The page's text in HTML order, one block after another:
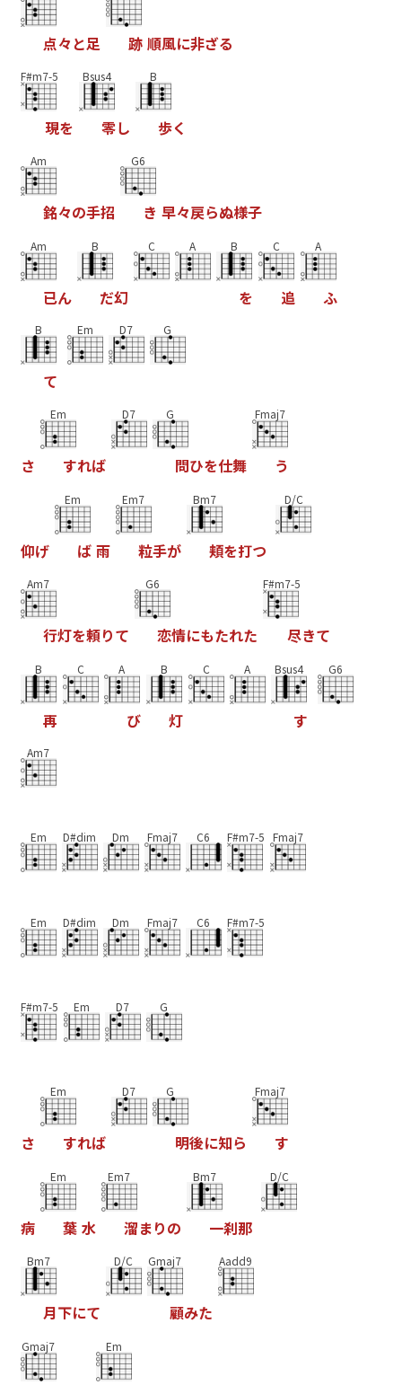
点々 と足 跡 順風に非ざる
F#m7-5
現を
Bsus4
零し
B
歩く
Am
銘々の手招
G6
き 早々戻らぬ様子
Am
已ん
B
だ幻
C A B
を
C
追
A
ふ
B
て
Em D7 G
さ
Em
すれば
D7 G
問ひを仕舞
Fmaj7
う
仰げ
Em
ば 雨
Em7
粒手が
Bm7
頬を打つ
D/C
Am7
行灯を頼りて
G6
恋情にもたれた
F#m7-5
尽きて
B
再
C A
び
B
灯
C A Bsus4
す
G6
Am7
Em D#dim Dm Fmaj7 C6 F#m7-5 Fmaj7
Em D#dim Dm Fmaj7 C6 F#m7-5
F#m7-5 Em D7 G
さ
Em
すれば
D7 G
明後に知ら
Fmaj7
す
病
Em
葉 水
Em7
溜まりの
Bm7
一刹那
D/C
Bm7
月下にて
D/C Gmaj7
顧みた
Aadd9
Gmaj7 Em